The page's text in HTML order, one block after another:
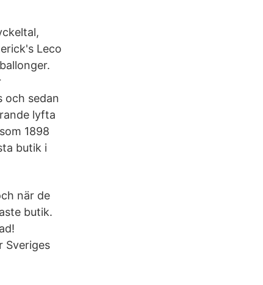
Leco
och sedan
lyfta
1898
butik i
när de
butik.
Sveriges